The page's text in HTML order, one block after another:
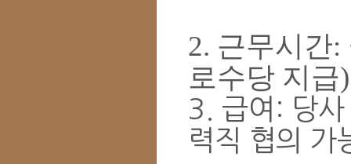
2. 근무시간:
로수당 지급)
3. 급여: 당
력직 협의 가